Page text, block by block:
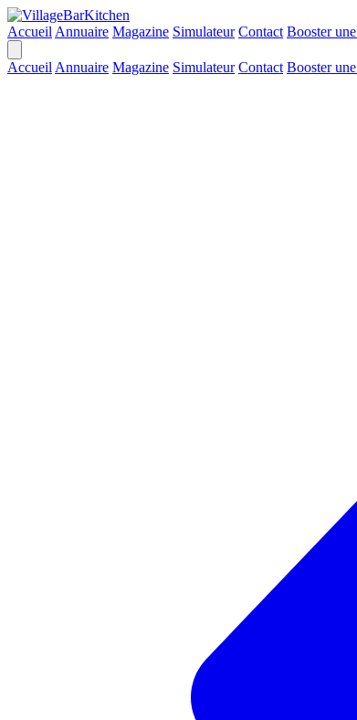
Accueil Annuaire Magazine Simulateur Contact Booster
Accueil Annuaire Magazine Simulateur Contact Booster